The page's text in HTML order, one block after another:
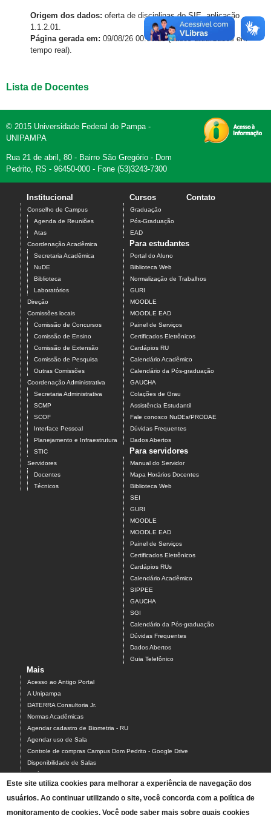
Origem dos dados: oferta de disciplinas do SIE, aplicação
1.1.2.01.
Página gerada em: 09/08/26 00:06:23 (dados atualizados em
tempo real).
Lista de Docentes
© 2015 Universidade Federal do Pampa -
UNIPAMPA
Rua 21 de abril, 80 - Bairro São Gregório - Dom
Pedrito, RS - 96450-000 - Fone (53)3243-7300
Institucional
Conselho de Campus
Agenda de Reuniões
Atas
Coordenação Acadêmica
Secretaria Acadêmica
NuDE
Biblioteca
Laboratórios
Direção
Comissões locais
Comissão de Concursos
Comissão de Ensino
Comissão de Extensão
Comissão de Pesquisa
Outras Comissões
Coordenação Administrativa
Secretaria Administrativa
SCMP
SCOF
Interface Pessoal
Planejamento e Infraestrutura
STIC
Servidores
Docentes
Técnicos
Cursos
Graduação
Pós-Graduação
EAD
Contato
Para estudantes
Portal do Aluno
Biblioteca Web
Normalização de Trabalhos
GURI
MOODLE
MOODLE EAD
Painel de Serviços
Certificados Eletrônicos
Cardápios RU
Calendário Acadêmico
Calendário da Pós-graduação
GAUCHA
Colações de Grau
Assistência Estudantil
Fale conosco NuDEs/PRODAE
Dúvidas Frequentes
Dados Abertos
Para servidores
Manual do Servidor
Mapa Horários Docentes
Biblioteca Web
SEI
GURI
MOODLE
MOODLE EAD
Painel de Serviços
Certificados Eletrônicos
Cardápios RUs
Calendário Acadêmico
SIPPEE
GAUCHA
SGI
Calendário da Pós-graduação
Dúvidas Frequentes
Dados Abertos
Guia Telefônico
Mais
Acesso ao Antigo Portal
A Unipampa
DATERRA Consultoria Jr.
Normas Acadêmicas
Agendar cadastro de Biometria - RU
Agendar uso de Sala
Controle de compras Campus Dom Pedrito - Google Drive
Disponibilidade de Salas
Estágios
Formulário para Agendamento do Laboratório de Informática
Relatórios Interativos
Relatórios de Gestão
Este site utiliza cookies para melhorar a experiência de navegação dos
usuários. Ao continuar utilizando o site, você concorda com a política de
monitoramento de cookies. Você pode saber mais sobre quais cookies